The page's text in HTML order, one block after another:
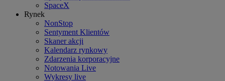
SpaceX
Rynek
NonStop
Sentyment Klientów
Skaner akcji
Kalendarz rynkowy
Zdarzenia korporacyjne
Notowania Live
Wykresy live